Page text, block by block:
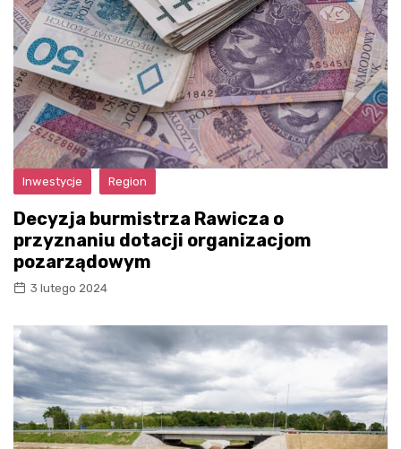
Inwestycje Region
Decyzja burmistrza Rawicza o
przyznaniu dotacji organizacjom
pozarządowym
3 lutego 2024